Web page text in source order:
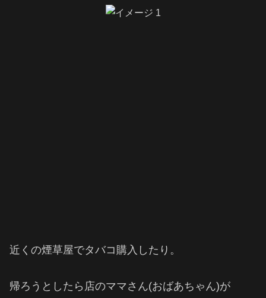
近くの煙草屋でタバコ購入したり。
帰ろうとしたら店のママさん(おばあちゃん)が